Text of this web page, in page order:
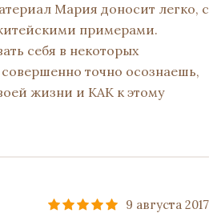
Мария доносит легко, с
примерами.
себя в некоторых
точно осознаешь,
жизни и КАК к этому
9 августа 2017